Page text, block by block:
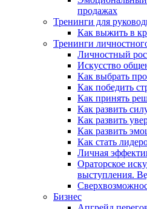
продажах
Тренинги для
Как выжить в
Тренинги
Личностный
Искусство
Как выбрать
Как победить
Как принять
Как развить
Как развить
Как развить
Как стать
Личная
Ораторское
выступления.
Бизнес